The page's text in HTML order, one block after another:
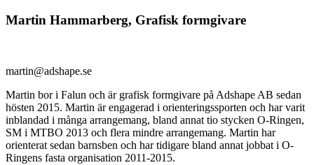
Martin Hammarberg, Grafisk formgivare
martin@adshape.se
Martin bor i Falun och är grafisk formgivare på Adshape AB sedan
hösten 2015. Martin är engagerad i orienteringssporten och har varit
inblandad i många arrangemang, bland annat tio stycken O-Ringen,
SM i MTBO 2013 och flera mindre arrangemang. Martin har
orienterat sedan barnsben och har tidigare bland annat jobbat i O-
Ringens fasta organisation 2011-2015.